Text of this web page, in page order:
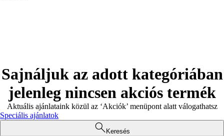
Sajnáljuk az adott kategóriában
jelenleg nincsen akciós termék
Aktuális ajánlataink közül az ‘Akciók’ menüpont alatt válogathatsz
Speciális ajánlatok
Keresés